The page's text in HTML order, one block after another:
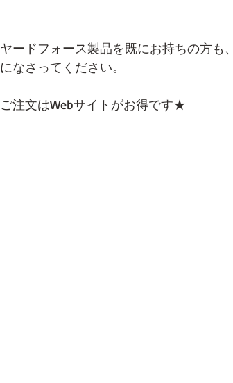
ヤードフォース製品を既にお持ちの方も
になさってください。
ご注文はWebサイトがお得です★